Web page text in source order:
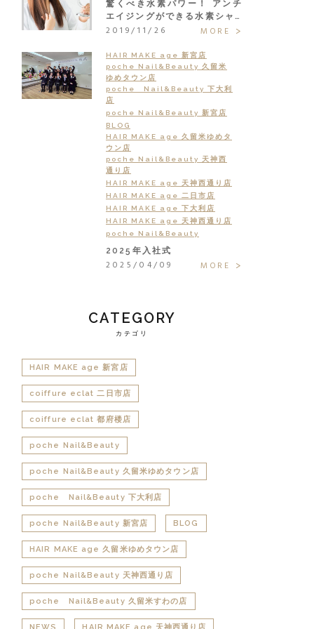
驚くべき水素パワー！ アンチ
エイジングができる水素シャ…
2019/11/26 MORE
HAIR MAKE age 新宮店
poche Nail&Beauty 久留米
ゆめタウン店
poche Nail&Beauty 下大利
店
poche Nail&Beauty 新宮店
BLOG
HAIR MAKE age 久留米ゆめタ
ウン店
poche Nail&Beauty 天神西
通り店
HAIR MAKE age 天神西通り店
HAIR MAKE age 二日市店
HAIR MAKE age 下大利店
HAIR MAKE age 天神西通り店
poche Nail&Beauty
2025年入社式
2025/04/09 MORE
CATEGORY
カテゴリ
HAIR MAKE age 新宮店
coiffure eclat 二日市店
coiffure eclat 都府楼店
poche Nail&Beauty
poche Nail&Beauty 久留米ゆめタウン店
poche Nail&Beauty 下大利店
poche Nail&Beauty 新宮店 BLOG
HAIR MAKE age 久留米ゆめタウン店
poche Nail&Beauty 天神西通り店
poche Nail&Beauty 久留米すわの店